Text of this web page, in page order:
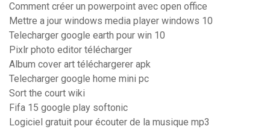
Comment créer un powerpoint avec open office
Mettre a jour windows media player windows 10
Telecharger google earth pour win 10
Pixlr photo editor télécharger
Album cover art téléchargerer apk
Telecharger google home mini pc
Sort the court wiki
Fifa 15 google play softonic
Logiciel gratuit pour écouter de la musique mp3